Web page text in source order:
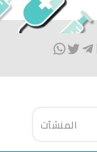
المنشآت